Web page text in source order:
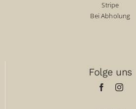
Stripe
Bei Abholung
Folge uns